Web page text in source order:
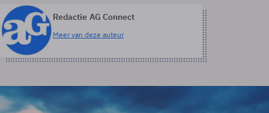
Redactie AG Connect
Meer van deze auteur